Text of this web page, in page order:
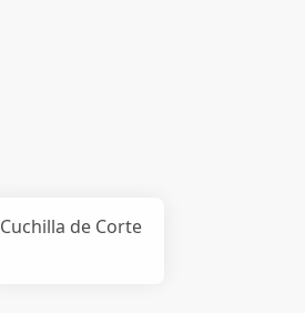
Cuchilla de Corte